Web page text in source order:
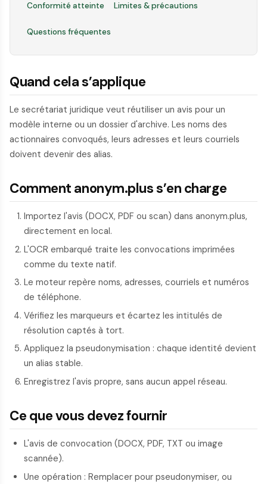
Conformité atteinte Limites & précautions
Questions fréquentes
Quand cela s’applique
Le secrétariat juridique veut réutiliser un avis pour un
modèle interne ou un dossier d'archive. Les noms des
actionnaires convoqués, leurs adresses et leurs courriels
doivent devenir des alias.
Comment anonym.plus s’en charge
Importez l'avis (DOCX, PDF ou scan) dans anonym.plus,
directement en local.
L'OCR embarqué traite les convocations imprimées
comme du texte natif.
Le moteur repère noms, adresses, courriels et numéros
de téléphone.
Vérifiez les marqueurs et écartez les intitulés de
résolution captés à tort.
Appliquez la pseudonymisation : chaque identité devient
un alias stable.
Enregistrez l'avis propre, sans aucun appel réseau.
Ce que vous devez fournir
L'avis de convocation (DOCX, PDF, TXT ou image
scannée).
Une opération : Remplacer pour pseudonymiser, ou